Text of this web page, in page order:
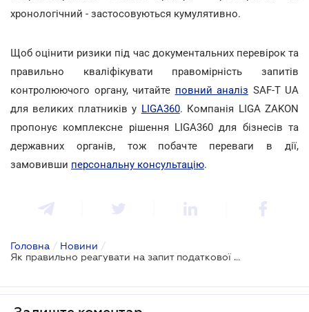
хронологічний - застосовуються кумулятивно.
Щоб оцінити ризики під час документальних перевірок та
правильно кваліфікувати правомірність запитів
контролюючого органу, читайте повний аналіз SAF-T UA
для великих платників у LIGA360. Компанія LIGA ZAKON
пропонує комплексне рішення LIGA360 для бізнесів та
державних органів, тож побачте переваги в дії,
замовивши персональну консультацію.
Головна / Новини /
Як правильно реагувати на запит податкової щодо надання SAF-T UA